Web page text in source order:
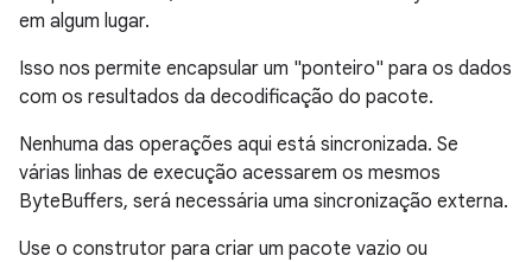
em algum lugar.
Isso nos permite encapsular um "ponteiro" para os dados
com os resultados da decodificação do pacote.
Nenhuma das operações aqui está sincronizada. Se
várias linhas de execução acessarem os mesmos
ByteBuffers, será necessária uma sincronização externa.
Use o construtor para criar um pacote vazio ou